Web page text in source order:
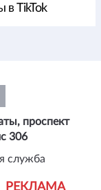
в TikTok
РЕКЛАМА
проспект
306
служба